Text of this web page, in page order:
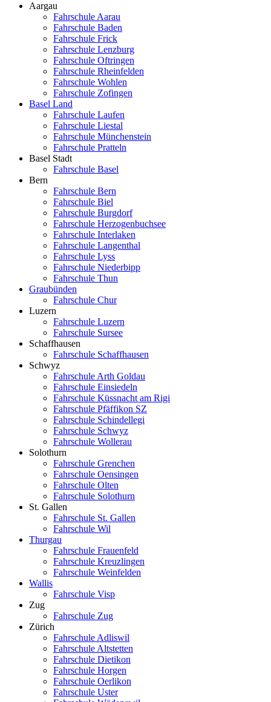
Aargau
Fahrschule Aarau
Fahrschule Baden
Fahrschule Frick
Fahrschule Lenzburg
Fahrschule Oftringen
Fahrschule Rheinfelden
Fahrschule Wohlen
Fahrschule Zofingen
Basel Land
Fahrschule Laufen
Fahrschule Liestal
Fahrschule Münchenstein
Fahrschule Pratteln
Basel Stadt
Fahrschule Basel
Bern
Fahrschule Bern
Fahrschule Biel
Fahrschule Burgdorf
Fahrschule Herzogenbuchsee
Fahrschule Interlaken
Fahrschule Langenthal
Fahrschule Lyss
Fahrschule Niederbipp
Fahrschule Thun
Graubünden
Fahrschule Chur
Luzern
Fahrschule Luzern
Fahrschule Sursee
Schaffhausen
Fahrschule Schaffhausen
Schwyz
Fahrschule Arth Goldau
Fahrschule Einsiedeln
Fahrschule Küssnacht am Rigi
Fahrschule Pfäffikon SZ
Fahrschule Schindellegi
Fahrschule Schwyz
Fahrschule Wollerau
Solothurn
Fahrschule Grenchen
Fahrschule Oensingen
Fahrschule Olten
Fahrschule Solothurn
St. Gallen
Fahrschule St. Gallen
Fahrschule Wil
Thurgau
Fahrschule Frauenfeld
Fahrschule Kreuzlingen
Fahrschule Weinfelden
Wallis
Fahrschule Visp
Zug
Fahrschule Zug
Zürich
Fahrschule Adliswil
Fahrschule Altstetten
Fahrschule Dietikon
Fahrschule Horgen
Fahrschule Oerlikon
Fahrschule Uster